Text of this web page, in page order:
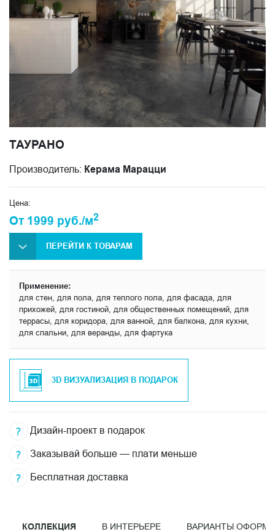
ТАУРАНО
Производитель: Керама Марацци
Цена:
От 1999 руб./м2
ПЕРЕЙТИ К ТОВАРАМ
Применение:
для стен, для пола, для теплого пола, для фасада, для
прихожей, для гостиной, для общественных помещений, для
террасы, для коридора, для ванной, для балкона, для кухни,
для спальни, для веранды, для фартука
3D ВИЗУАЛИЗАЦИЯ В ПОДАРОК
Дизайн-проект в подарок
Заказывай больше — плати меньше
Бесплатная доставка
КОЛЛЕКЦИЯ В ИНТЕРЬЕРЕ ВАРИАНТЫ